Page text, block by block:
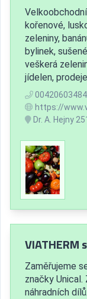
kořenové,
zeleniny,
bylinek,
veškerá
jídelen,
https://
Dr. A. Hejny
VIATHERM
Zaměřujeme
značky
náhradních